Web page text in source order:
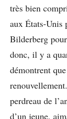
très bien
aux États-Unis
Bilderberg
donc, il y a
démontrent
perdreau de
d’un jeune,